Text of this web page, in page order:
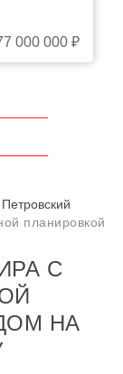
000 000 ₽
Петровский
планировкой
С
НА